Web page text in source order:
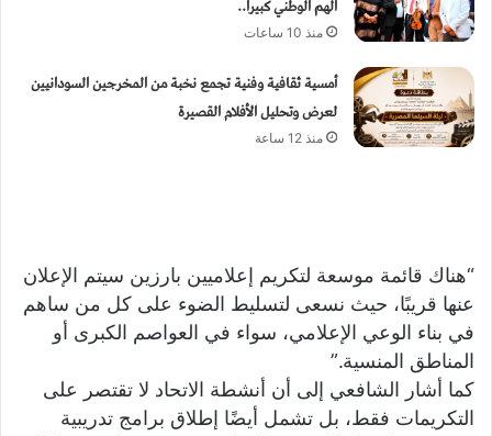
الهم الوطني كبيرا..
منذ 10 ساعات
أمسية ثقافية وفنية تجمع نخبة من المخرجين السودانيين
لعرض وتحليل الأفلام القصيرة
منذ 12 ساعة
“هناك قائمة موسعة لتكريم إعلاميين بارزين سيتم الإعلان
عنها قريبًا، حيث نسعى لتسليط الضوء على كل من ساهم
في بناء الوعي الإعلامي، سواء في العواصم الكبرى أو
المناطق المنسية.”
كما أشار الشافعي إلى أن أنشطة الاتحاد لا تقتصر على
التكريمات فقط، بل تشمل أيضًا إطلاق برامج تدريبية